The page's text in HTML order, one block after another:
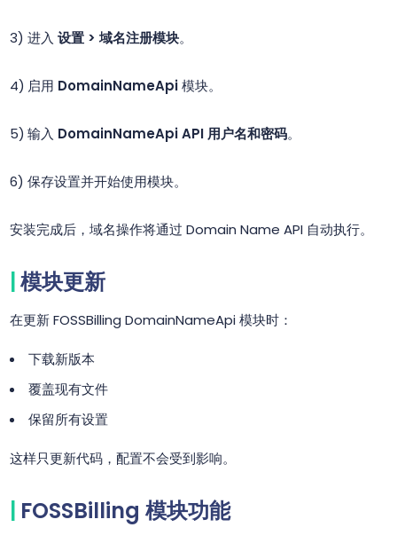
进入 设置 > 域名注册模块。
启用 DomainNameApi模块。
输入 DomainNameApi API 用户名和密码。
保存设置并开始使用模块。
安装完成后，域名操作将通过 Domain Name API 自动执行。
模块更新
在更新 FOSSBilling DomainNameApi 模块时：
下载新版本
覆盖现有文件
保留所有设置
这样只更新代码，配置不会受到影响。
FOSSBilling 模块功能